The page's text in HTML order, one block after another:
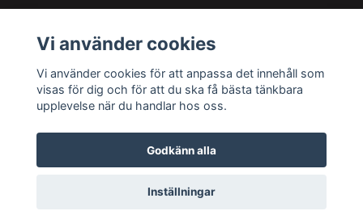
Sociala medier
© 2026 Maximum OutdoorPowered by Quickbutik
Vi använder cookies
Vi använder cookies för att anpassa det innehåll som
visas för dig och för att du ska få bästa tänkbara
upplevelse när du handlar hos oss.
Godkänn alla
Inställningar